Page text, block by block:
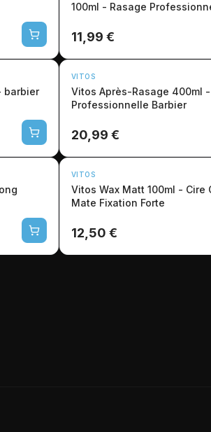
100ml - Rasage
11,99 €
barbier
VITOS
Vitos Après-Rasage 400ml
Professionnelle Barbier
20,99 €
VITOS
Vitos Wax Matt 100ml - Cire
Mate Fixation Forte
12,50 €